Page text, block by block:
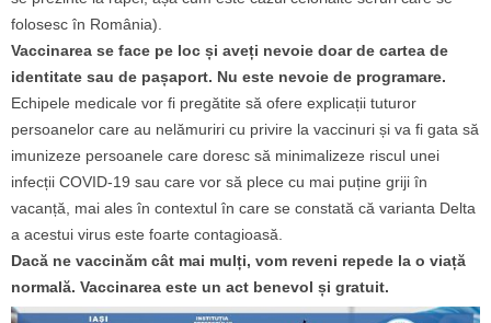
folosesc în România).
Vaccinarea se face pe loc și aveți nevoie doar de cartea de
identitate sau de pașaport. Nu este nevoie de programare.
Echipele medicale vor fi pregătite să ofere explicații tuturor
persoanelor care au nelămuriri cu privire la vaccinuri și va fi gata să
imunizeze persoanele care doresc să minimalizeze riscul unei
infecții COVID-19 sau care vor să plece cu mai puține griji în
vacanță, mai ales în contextul în care se constată că varianta Delta
a acestui virus este foarte contagioasă.
Dacă ne vaccinăm cât mai mulți, vom reveni repede la o viață
normală. Vaccinarea este un act benevol și gratuit.